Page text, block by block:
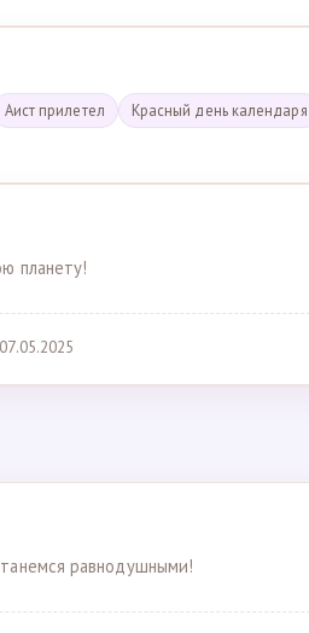
Аист прилетел
Красный день календаря
планету!
равнодушными!